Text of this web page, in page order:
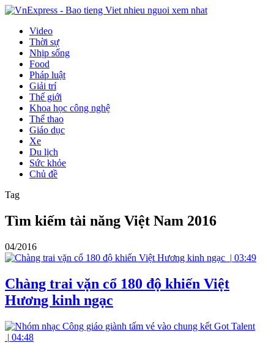
Video
Thời sự
Nhịp sống
Food
Pháp luật
Giải trí
Thế giới
Khoa học công nghệ
Thể thao
Giáo dục
Xe
Du lịch
Sức khỏe
Chủ đề
Tag
Tìm kiếm tài năng Việt Nam 2016
04/2016
| 03:49
Chàng trai vặn cổ 180 độ khiến Việt
Hương kinh ngạc
| 04:48